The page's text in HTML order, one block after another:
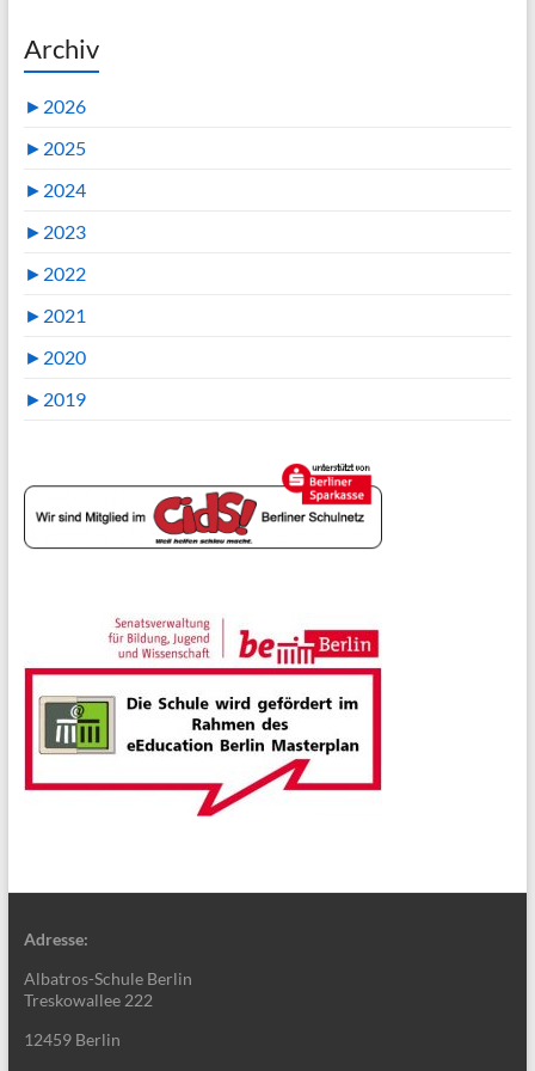
Archiv
► 2026
► 2025
► 2024
► 2023
► 2022
► 2021
► 2020
► 2019
Adresse:
Albatros-Schule Berlin
Treskowallee 222
12459 Berlin